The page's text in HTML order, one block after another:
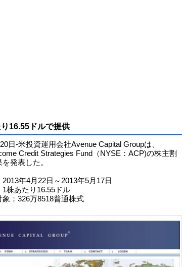
16.55ドルで提供
日-米投資運用会社Avenue Capital Groupは、
Credit Strategies Fund（NYSE：ACP)の株主割
発表した。
2013年4月22日～2013年5月17日
1株あたり16.55ドル
象；326万8518普通株式